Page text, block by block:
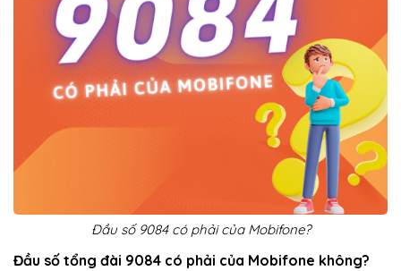
Đầu số 9084 có phải của Mobifone?
Đầu số tổng đài 9084 có phải của Mobifone không?